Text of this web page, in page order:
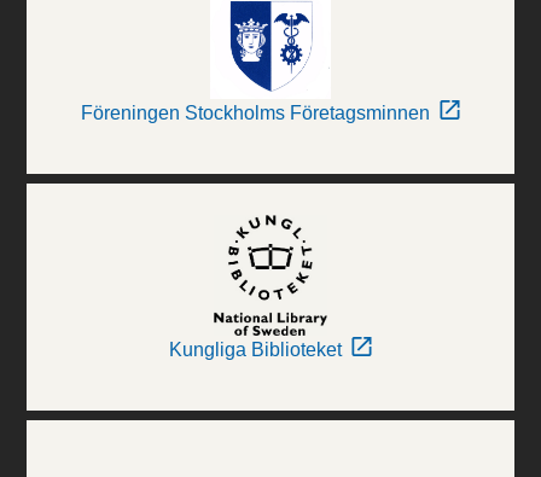
Föreningen Stockholms Företagsminnen
Kungliga Biblioteket